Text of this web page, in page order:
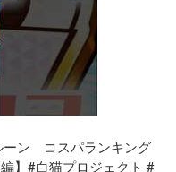
ーン コスパランキング
】#白猫プロジェクト #